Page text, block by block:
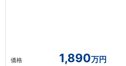
価格 1,890万円